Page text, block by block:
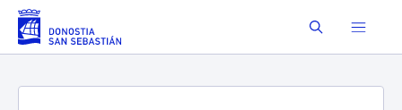
Saltar al contenido principal Buscar